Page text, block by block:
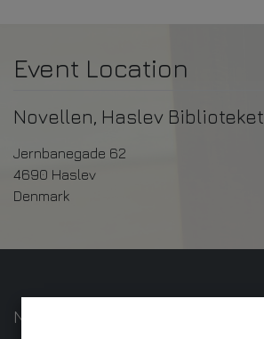
Event Location
Novellen, Haslev Biblioteket
Jernbanegade 62
4690 Haslev
Denmark
Nyttige Links